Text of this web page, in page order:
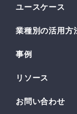
ストーリーとビジョ
フィールドセット
組織とスペース
Developer API
Webhook
ユースケース
多言語サイト
イントラネット
LP運用
業種別の活用方
IPコンテンツホルダー
金融企業
教育・研究機関
事例
リソース
ヘルプセンター
クイックスタート
お問い合わせ